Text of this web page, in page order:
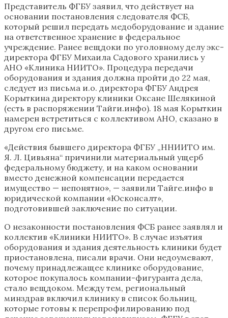
Представитель ФГБУ заявил, что действует на
основании постановления следователя ФСБ,
который решил передать медоборудование и здание
на ответственное хранение в федеральное
учреждение. Ранее вещдоки по уголовному делу экс-
директора ФГБУ Михаила Садового хранились у
АНО «Клиника НИИТО». Процедура передачи
оборудования и здания должна пройти до 22 мая,
следует из письма и.о. директора ФГБУ Андрея
Корыткина директору клиники Оксане Шелякиной
(есть в распоряжении Тайги.инфо). 18 мая Корыткин
намерен встретиться с коллективом АНО, сказано в
другом его письме.
«Действия бывшего директора ФГБУ „ННИИТО им.
Я. Л. Цивьяна“ причинили материальный ущерб
федеральному бюджету, и на каком основании
вместо денежной компенсации передается
имущество — непонятно», — заявили Тайге.инфо в
юридической компании «Юсконсалт»,
подготовившей заключение по ситуации.
О незаконности постановления ФСБ ранее заявлял и
коллектив «Клиники НИИТО». В случае изъятия
оборудования и здания деятельность клиники будет
приостановлена, писали врачи. Они недоумевают,
почему принадлежащее клинике оборудование,
которое покупалось компании-фигуранта дела,
стало вещдоком. Между тем, региональный
минздрав включил клинику в список больниц,
которые готовы к перепрофилированию под